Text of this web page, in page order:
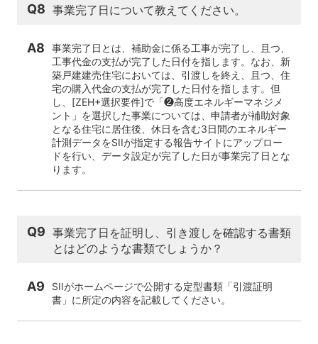
Q8 事業完了日について教えてください。
A8
事業完了日とは、補助金に係る工事が完了し、且つ、
工事代金の支払が完了した日付を指します。なお、新
築戸建建売住宅においては、引渡しを終え、且つ、住
宅の購入代金の支払が完了した日付を指します。但
し、[ZEH+選択要件]で「❷高度エネルギーマネジメ
ント」を選択した事業については、申請者が補助対象
となる住宅に居住後、休日を含む3日間のエネルギー
計測データをSIIが指定する報告サイトにアップロー
ドを行い、データ設定が完了した日が事業完了日とな
ります。
Q9 事業完了日を証明し、引き渡しを確認する書類
とはどのような書類でしょうか？
A9
SIIがホームページで公開する定型書類「引渡証明
書」に所定の内容を記載してください。